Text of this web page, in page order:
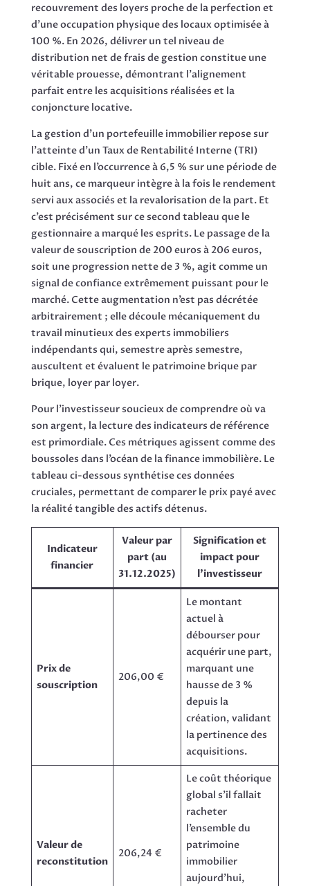
recouvrement des loyers proche de la perfection et
d’une occupation physique des locaux optimisée à
100 %. En 2026, délivrer un tel niveau de
distribution net de frais de gestion constitue une
véritable prouesse, démontrant l’alignement
parfait entre les acquisitions réalisées et la
conjoncture locative.
La gestion d’un portefeuille immobilier repose sur
l’atteinte d’un Taux de Rentabilité Interne (TRI)
cible. Fixé en l’occurrence à 6,5 % sur une période de
huit ans, ce marqueur intègre à la fois le rendement
servi aux associés et la revalorisation de la part. Et
c’est précisément sur ce second tableau que le
gestionnaire a marqué les esprits. Le passage de la
valeur de souscription de 200 euros à 206 euros,
soit une progression nette de 3 %, agit comme un
signal de confiance extrêmement puissant pour le
marché. Cette augmentation n’est pas décrétée
arbitrairement ; elle découle mécaniquement du
travail minutieux des experts immobiliers
indépendants qui, semestre après semestre,
auscultent et évaluent le patrimoine brique par
brique, loyer par loyer.
Pour l’investisseur soucieux de comprendre où va
son argent, la lecture des indicateurs de référence
est primordiale. Ces métriques agissent comme des
boussoles dans l’océan de la finance immobilière. Le
tableau ci-dessous synthétise ces données
cruciales, permettant de comparer le prix payé avec
la réalité tangible des actifs détenus.
Indicateur
financier
Valeur par
part (au
31.12.2025)
Signification et
impact pour
l’investisseur
Prix de
souscription
206,00 €
Le montant
actuel à
débourser pour
acquérir une part,
marquant une
hausse de 3 %
depuis la
création, validant
la pertinence des
acquisitions.
Valeur de
reconstitution
206,24 €
Le coût théorique
global s’il fallait
racheter
l’ensemble du
patrimoine
immobilier
aujourd’hui,